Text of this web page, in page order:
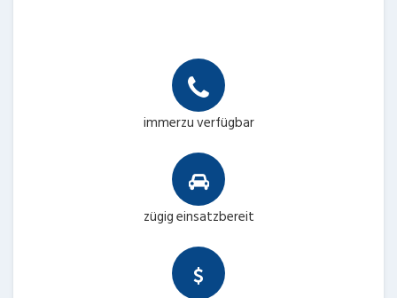
immerzu verfügbar
zügig einsatzbereit